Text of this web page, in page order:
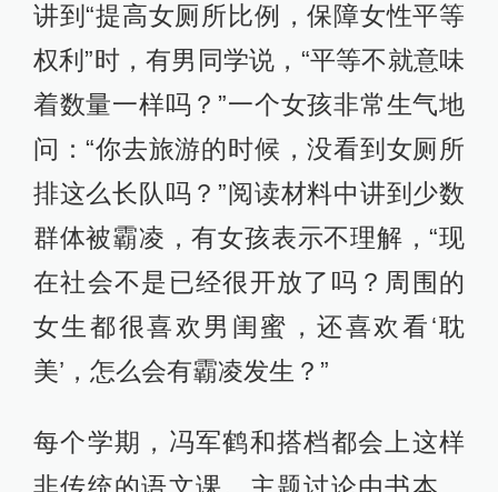
讲到“提高女厕所比例，保障女性平等
权利”时，有男同学说，“平等不就意味
着数量一样吗？”一个女孩非常生气地
问：“你去旅游的时候，没看到女厕所
排这么长队吗？”阅读材料中讲到少数
群体被霸凌，有女孩表示不理解，“现
在社会不是已经很开放了吗？周围的
女生都很喜欢男闺蜜，还喜欢看‘耽
美’，怎么会有霸凌发生？”
每个学期，冯军鹤和搭档都会上这样